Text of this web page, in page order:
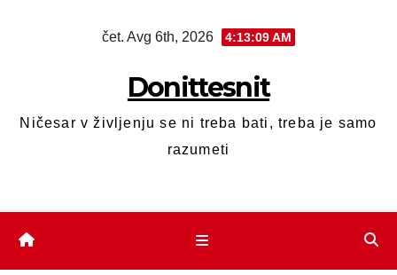
čet. Avg 6th, 2026 4:13:09 AM
Donittesnit
Ničesar v življenju se ni treba bati, treba je samo
razumeti